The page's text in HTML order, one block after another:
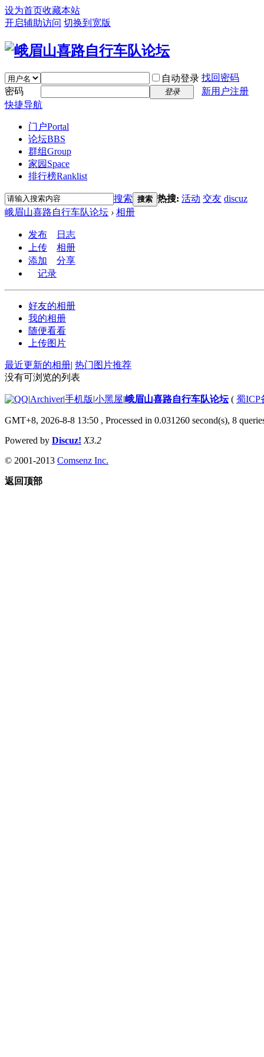
设为首页收藏本站
开启辅助访问 切换到宽版
自动登录 找回密码
密码
登录
新用户注册
快捷导航
门户Portal
论坛BBS
群组Group
家园 Space
排行榜Ranklist
搜索 搜索 热搜: 活动 交友 discuz
峨眉山喜路自行车队论坛 › 相册
发布
日志
上传
相册
添加
分享
记录
好友的相册
我的相册
随便看看
上传图片
最近更新的相册| 热门图片推荐
没有可浏览的列表
|Archiver|手机版|小黑屋|峨眉山喜路自行车队论坛( 蜀ICP
GMT+8, 2026-8-8 13:50 , Processed in 0.031260 second(s), 8
Powered by Discuz! X3.2
© 2001-2013 Comsenz Inc.
返回顶部